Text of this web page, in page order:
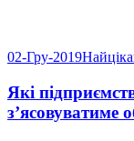
02-Гру-2019
Які
з’ясовуватиме